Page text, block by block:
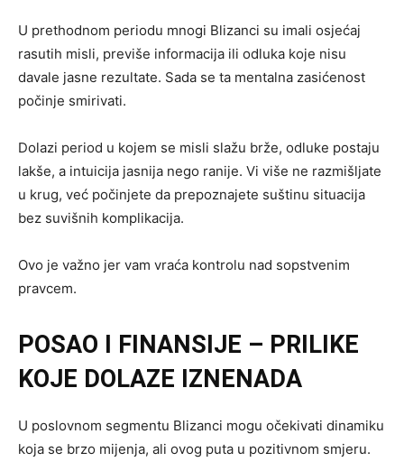
U prethodnom periodu mnogi Blizanci su imali osjećaj
rasutih misli, previše informacija ili odluka koje nisu
davale jasne rezultate. Sada se ta mentalna zasićenost
počinje smirivati.
Dolazi period u kojem se misli slažu brže, odluke postaju
lakše, a intuicija jasnija nego ranije. Vi više ne razmišljate
u krug, već počinjete da prepoznajete suštinu situacija
bez suvišnih komplikacija.
Ovo je važno jer vam vraća kontrolu nad sopstvenim
pravcem.
POSAO I FINANSIJE – PRILIKE
KOJE DOLAZE IZNENADA
U poslovnom segmentu Blizanci mogu očekivati dinamiku
koja se brzo mijenja, ali ovog puta u pozitivnom smjeru.